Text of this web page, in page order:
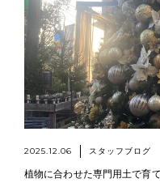
2025.12.06 スタッフブログ
植物に合わせた専門用土で育